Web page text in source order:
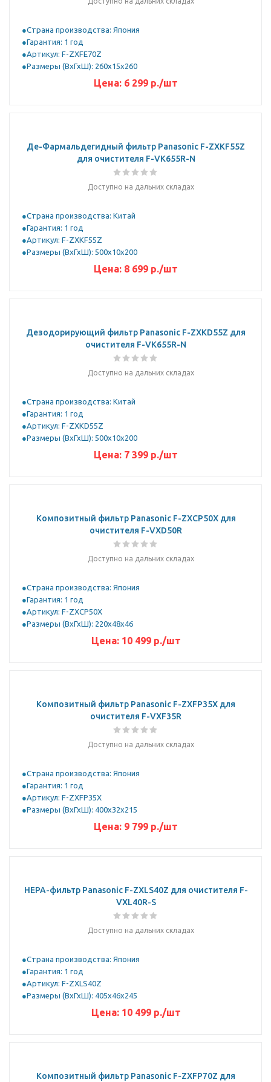
Страна производства: Япония
Гарантия: 1 год
Артикул: F-ZXFE70Z
Размеры (ВхГхШ): 260х15х260
Цена: 6 299 р./шт
Де-Фармальдегидный фильтр Panasonic F-ZXKF55Z
для очистителя F-VK655R-N
Доступно на дальних складах
Страна производства: Китай
Гарантия: 1 год
Артикул: F-ZXKF55Z
Размеры (ВхГхШ): 500х10х200
Цена: 8 699 р./шт
Дезодорирующий фильтр Panasonic F-ZXKD55Z для
очистителя F-VK655R-N
Доступно на дальних складах
Страна производства: Китай
Гарантия: 1 год
Артикул: F-ZXKD55Z
Размеры (ВхГхШ): 500х10х200
Цена: 7 399 р./шт
Композитный фильтр Panasonic F-ZXCP50X для
очистителя F-VXD50R
Доступно на дальних складах
Страна производства: Япония
Гарантия: 1 год
Артикул: F-ZXCP50X
Размеры (ВхГхШ): 220х48х46
Цена: 10 499р./шт
Композитный фильтр Panasonic F-ZXFP35X для
очистителя F-VXF35R
Доступно на дальних складах
Страна производства: Япония
Гарантия: 1 год
Артикул: F-ZXFP35X
Размеры (ВхГхШ): 400х32х215
Цена: 9 799 р./шт
HEPA-фильтр Panasonic F-ZXLS40Z для очистителя F-
VXL40R-S
Доступно на дальних складах
Страна производства: Япония
Гарантия: 1 год
Артикул: F-ZXLS40Z
Размеры (ВхГхШ): 405х46х245
Цена: 10 499р./шт
Композитный фильтр Panasonic F-ZXFP70Z для